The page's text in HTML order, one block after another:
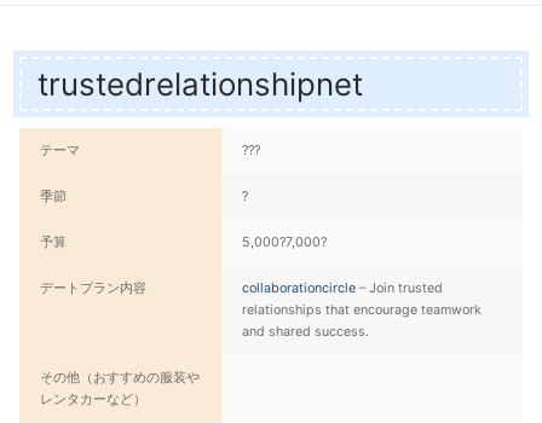
プ
trustedrelationshipnet
テーマ ???
季節 ?
予算 5,000?7,000?
デートプラン内容 collaborationcircle – Join trusted
relationships that encourage teamwork
and shared success.
その他（おすすめの服装や
レンタカーなど）